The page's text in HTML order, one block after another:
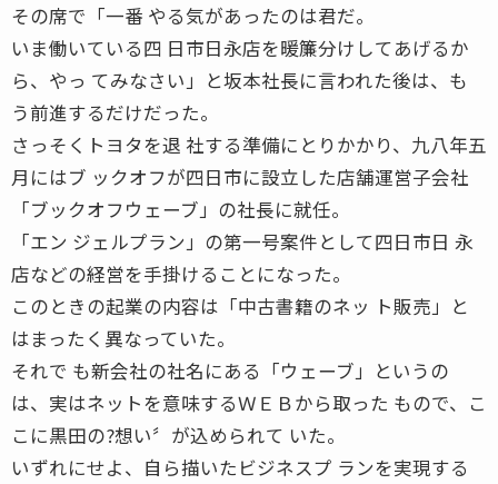
その席で「一番 やる気があったのは君だ。
いま働いている四 日市日永店を暖簾分けしてあげるか
ら、やっ てみなさい」と坂本社長に言われた後は、も
う前進するだけだった。
さっそくトヨタを退 社する準備にとりかかり、九八年五
月にはブ ックオフが四日市に設立した店舗運営子会社
「ブックオフウェーブ」の社長に就任。
「エン ジェルプラン」の第一号案件として四日市日 永
店などの経営を手掛けることになった。
このときの起業の内容は「中古書籍のネッ ト販売」と
はまったく異なっていた。
それで も新会社の社名にある「ウェーブ」というの
は、実はネットを意味するＷＥＢから取った もので、こ
こに黒田の?想い〞が込められて いた。
いずれにせよ、自ら描いたビジネスプ ランを実現する